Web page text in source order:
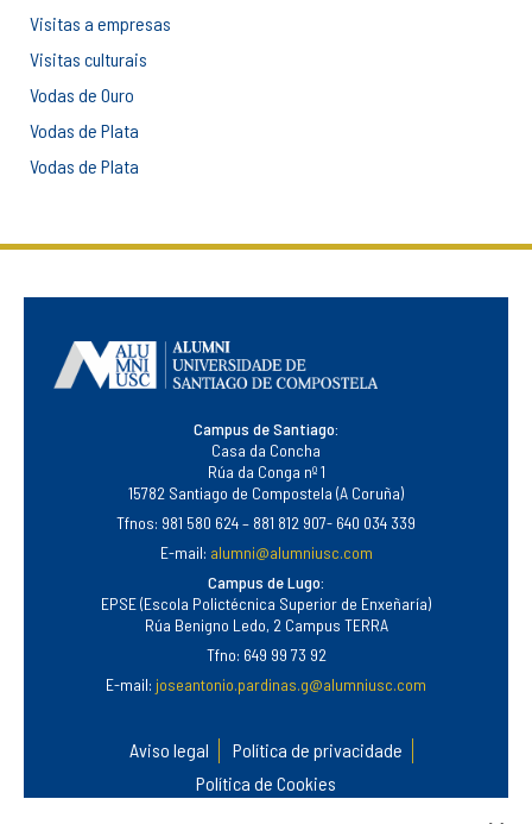
Visitas a empresas
Visitas culturais
Vodas de Ouro
Vodas de Plata
Vodas de Plata
Campus de Santiago:
Casa da Concha
Rúa da Conga nº 1
15782 Santiago de Compostela (A Coruña)
Tfnos: 981 580 624 – 881 812 907- 640 034 339
E-mail: alumni@alumniusc.com
Campus de Lugo:
EPSE (Escola Polictécnica Superior de Enxeñaría)
Rúa Benigno Ledo, 2 Campus TERRA
Tfno: 649 99 73 92
E-mail: joseantonio.pardinas.g@alumniusc.com
Aviso legal
Política de privacidade
Política de Cookies